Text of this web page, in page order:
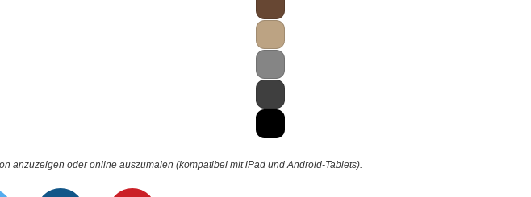
anzuzeigen oder online auszumalen (kompatibel mit iPad und Android-Tablets).